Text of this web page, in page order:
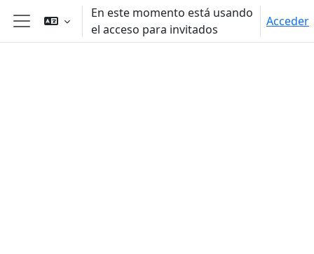
Salta al contenido principal
Panel lateral
En este momento está usando
el acceso para invitados
Acceder